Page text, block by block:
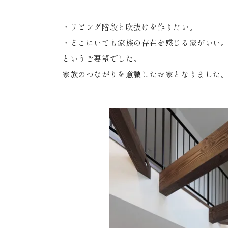
・リビング階段と吹抜けを作りたい。
・どこにいても家族の存在を感じる家がいい
というご要望でした。
家族のつながりを意識したお家となりまし